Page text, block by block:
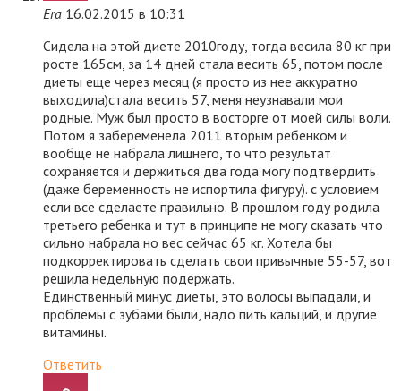
Era 16.02.2015 в 10:31
Сидела на этой диете 2010году, тогда весила 80 кг при
росте 165см, за 14 дней стала весить 65, потом после
диеты еще через месяц (я просто из нее аккуратно
выходила)стала весить 57, меня неузнавали мои
родные. Муж был просто в восторге от моей силы воли.
Потом я забеременела 2011 вторым ребенком и
вообще не набрала лишнего, то что результат
сохраняется и держиться два года могу подтвердить
(даже беременность не испортила фигуру). с условием
если все сделаете правильно. В прошлом году родила
третьего ребенка и тут в принципе не могу сказать что
сильно набрала но вес сейчас 65 кг. Хотела бы
подкорректировать сделать свои привычные 55-57, вот
решила недельную подержать.
Единственный минус диеты, это волосы выпадали, и
проблемы с зубами были, надо пить кальций, и другие
витамины.
Ответить